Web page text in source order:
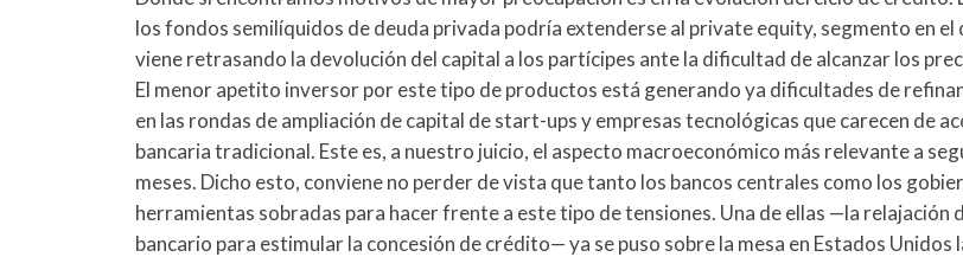
los fondos semilíquidos de deuda privada podría extenderse al private equity, segmento en el
viene retrasando la devolución del capital a los partícipes ante la dificultad de alcanzar los
El menor apetito inversor por este tipo de productos está generando ya dificultades de
en las rondas de ampliación de capital de start-ups y empresas tecnológicas que carecen de
bancaria tradicional. Este es, a nuestro juicio, el aspecto macroeconómico más relevante a
meses. Dicho esto, conviene no perder de vista que tanto los bancos centrales como los
herramientas sobradas para hacer frente a este tipo de tensiones. Una de ellas —la relajación
bancario para estimular la concesión de crédito— ya se puso sobre la mesa en Estados Unidos